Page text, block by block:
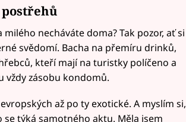
necháváte doma? Tak pozor, ať si
svědomí. Bacha na přemíru drinků,
kteří mají na turistky políčeno a
vždy zásobu kondomů.
až po ty exotické. A myslím si,
týká samotného aktu. Měla jsem